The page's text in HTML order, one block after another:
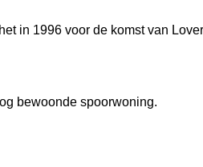
in 1996 voor de komst van
bewoonde spoorwoning.